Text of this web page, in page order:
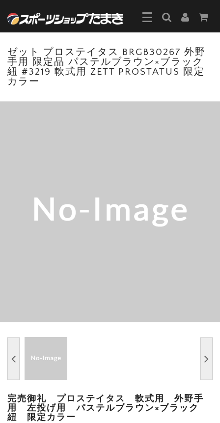
ゼット プロステイタス BRGB30267 外野
手用 限定品 パステルブラウン×ブラック
紐 #3219 軟式用 ZETT PROSTATUS 限定
カラー
完売御礼 プロステイタス 軟式用 外野手
用 左投げ用 パステルブラウン×ブラック
紐 限定カラー